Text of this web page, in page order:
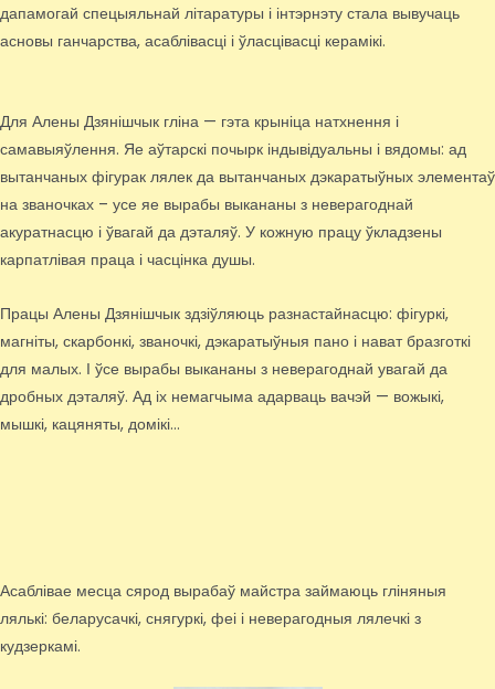
дапамогай спецыяльнай літаратуры і інтэрнэту стала вывучаць
асновы ганчарства, асаблівасці і ўласцівасці керамікі.
Для Алены Дзянішчык гліна — гэта крыніца натхнення і
самавыяўлення. Яе аўтарскі почырк індывідуальны і вядомы: ад
вытанчаных фігурак лялек да вытанчаных дэкаратыўных элементаў
на званочках – усе яе вырабы выкананы з неверагоднай
акуратнасцю і ўвагай да дэталяў. У кожную працу ўкладзены
карпатлівая праца і часцінка душы.
Працы Алены Дзянішчык здзіўляюць разнастайнасцю: фігуркі,
магніты, скарбонкі, званочкі, дэкаратыўныя пано і нават бразготкі
для малых. І ўсе вырабы выкананы з неверагоднай увагай да
дробных дэталяў. Ад іх немагчыма адарваць вачэй — вожыкі,
мышкі, кацяняты, домікі…
Асаблівае месца сярод вырабаў майстра займаюць гліняныя
лялькі: беларусачкі, снягуркі, феі і неверагодныя лялечкі з
кудзеркамі.